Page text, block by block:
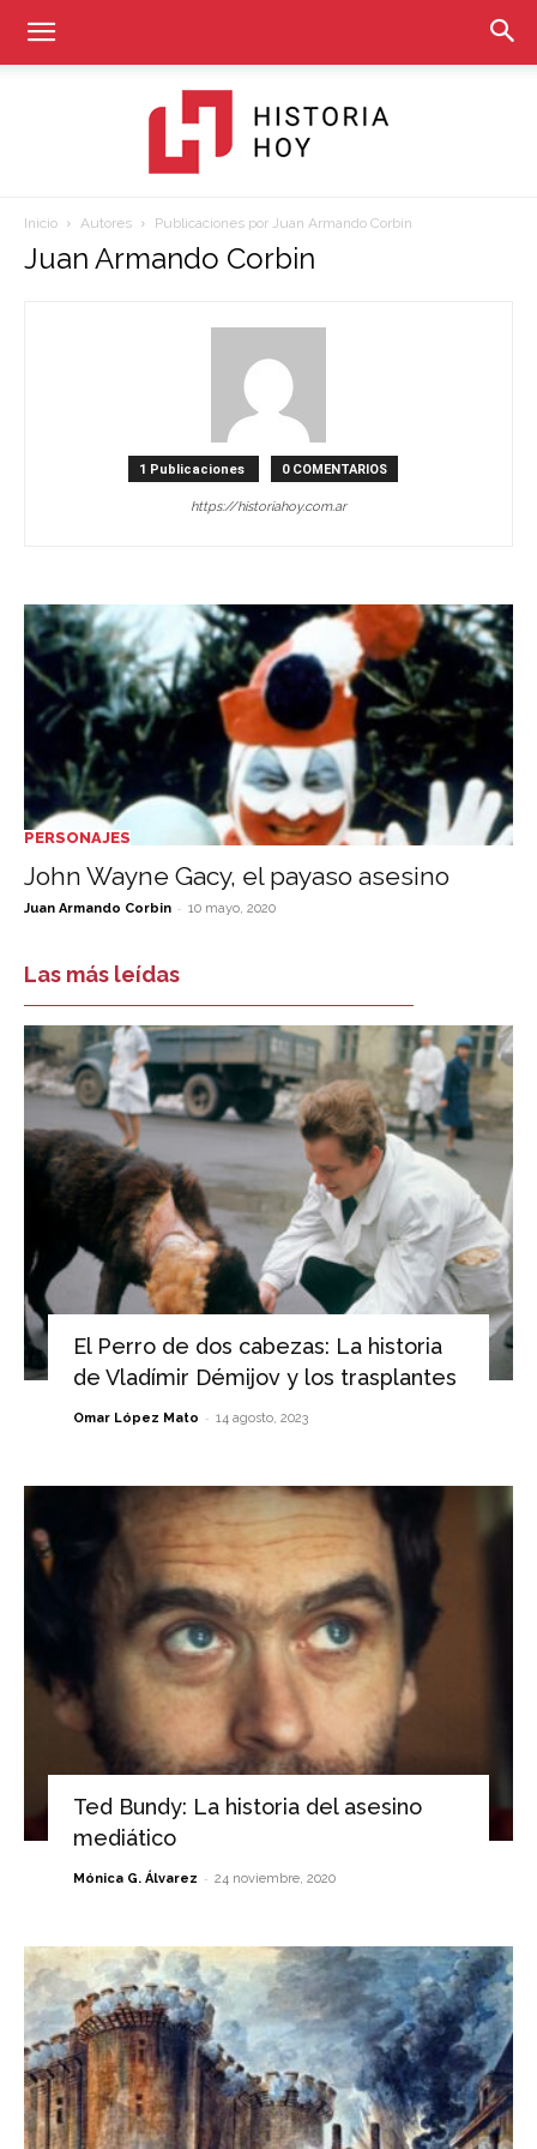
Historia
Inicio Autores Publicaciones por Juan Armando Corbin
Juan Armando Corbin
1 Publicaciones 0 COMENTARIOS
https://historiahoy.com.ar
PERSONAJES
John Wayne Gacy, el payaso asesino
Juan Armando Corbin - 10 mayo, 2020
Las más leídas
El Perro de dos cabezas: La historia
de Vladímir Démijov y los trasplantes
Omar López Mato - 14 agosto, 2023
Ted Bundy: La historia del asesino
mediático
Mónica G. Álvarez - 24 noviembre, 2020